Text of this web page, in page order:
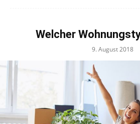
Welcher
9. August 2018